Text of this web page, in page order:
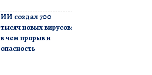
ИИ создал 700
тысяч новых вирусов:
в чем прорыв и
опасность